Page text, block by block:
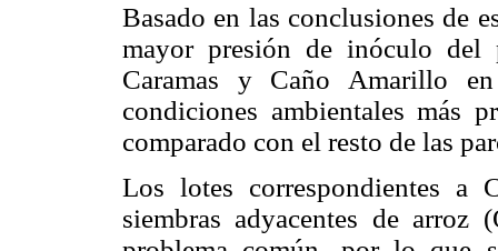
Basado en las conclusiones de
mayor presión de inóculo del
Caramas y Caño Amarillo
condiciones ambientales más
comparado con el resto de las
Los lotes correspondientes a
siembras adyacentes de